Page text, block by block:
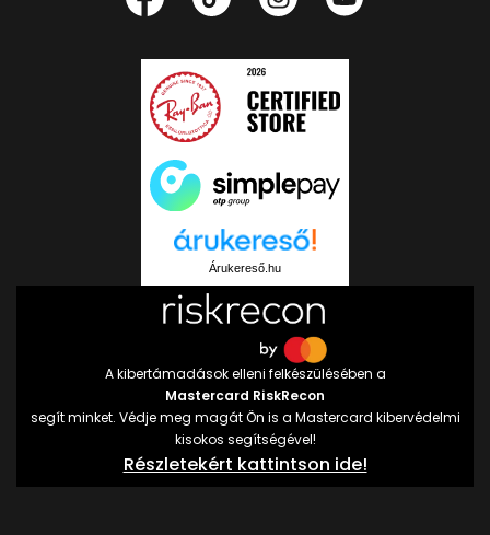
Árukereső.hu
A kibertámadások elleni felkészülésében a
Mastercard RiskRecon
segít minket. Védje meg magát Ön is a Mastercard kibervédelmi
kisokos segítségével!
Részletekért kattintson ide!